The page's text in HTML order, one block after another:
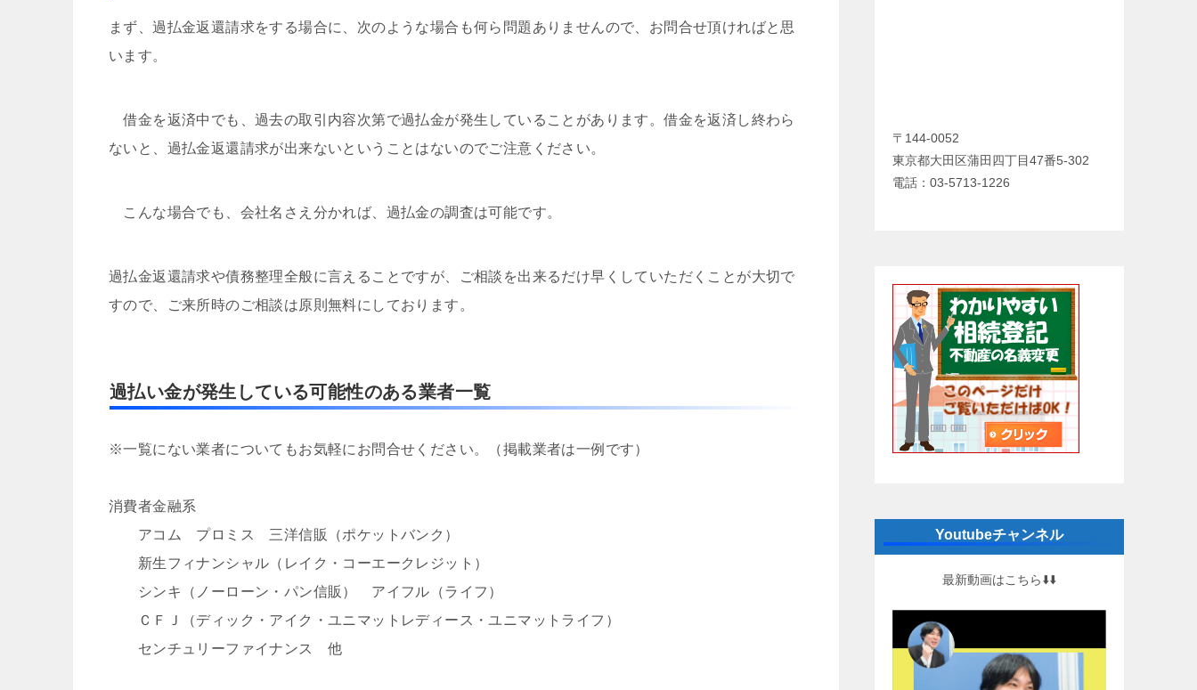
まず、過払金返還請求をする場合に、次のような場合も何ら問題ありませんので、お問合せ頂ければと思
います。
借金を返済中でも、過去の取引内容次第で過払金が発生していることがあります。借金を返済し終わら
ないと、過払金返還請求が出来ないということはないのでご注意ください。
こんな場合でも、会社名さえ分かれば、過払金の調査は可能です。
過払金返還請求や債務整理全般に言えることですが、ご相談を出来るだけ早くしていただくことが大切で
すので、ご来所時のご相談は原則無料にしております。
過払い金が発生している可能性のある業者一覧
※一覧にない業者についてもお気軽にお問合せください。（掲載業者は一例です）
消費者金融系
アコム プロミス 三洋信販（ポケットバンク）
新生フィナンシャル（レイク・コーエークレジット）
シンキ（ノーローン・パン信販） アイフル（ライフ）
ＣＦＪ（ディック・アイク・ユニマットレディース・ユニマットライフ）
センチュリーファイナンス 他
〒144-0052
東京都大田区蒲田四丁目47番5-302
電話：03-5713-1226
Youtubeチャンネル
最新動画はこちら⬇️⬇️